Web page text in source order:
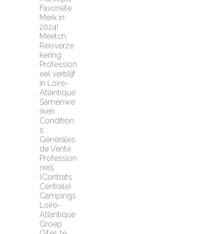
Favoriete
Merk in
2024!
Meetch
Reisverze
kering
Profession
eel verblijf
in Loire-
Atlantique
Samenwe
rken
Condition
s
Générales
de Vente
Profession
nels
(Contrats
Centrale)
Campings
Loire-
Atlantique
Groep